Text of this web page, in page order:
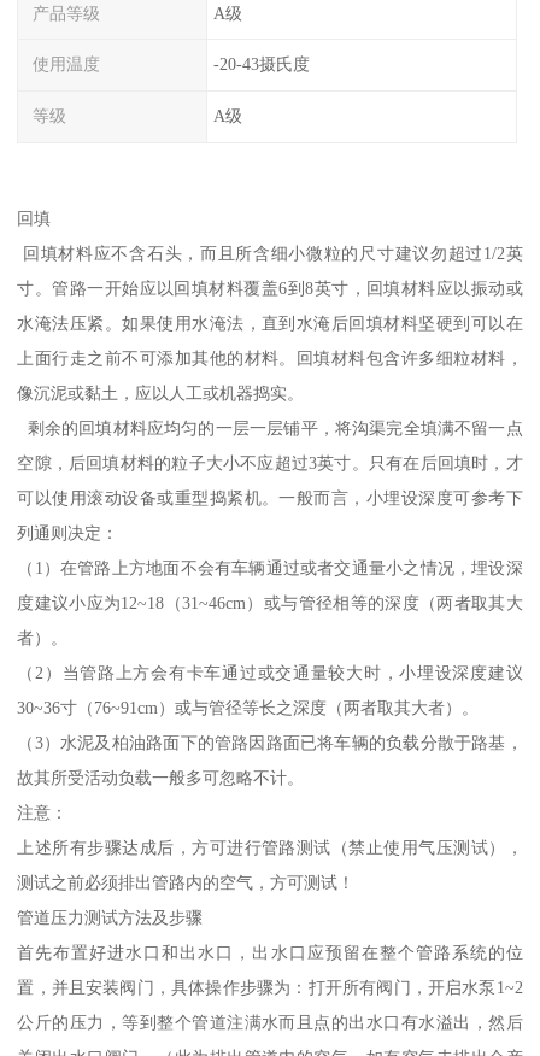
产品等级 A级
使用温度 -20-43摄氏度
等级 A级
回填
回填材料应不含石头，而且所含细小微粒的尺寸建议勿超过1/2英
寸。管路一开始应以回填材料覆盖6到8英寸，回填材料应以振动或
水淹法压紧。如果使用水淹法，直到水淹后回填材料坚硬到可以在
上面行走之前不可添加其他的材料。回填材料包含许多细粒材料，
像沉泥或黏土，应以人工或机器捣实。
剩余的回填材料应均匀的一层一层铺平，将沟渠完全填满不留一点
空隙，后回填材料的粒子大小不应超过3英寸。只有在后回填时，才
可以使用滚动设备或重型捣紧机。一般而言，小埋设深度可参考下
列通则决定：
（1）在管路上方地面不会有车辆通过或者交通量小之情况，埋设深
度建议小应为12~18（31~46cm）或与管径相等的深度（两者取其大
者）。
（2）当管路上方会有卡车通过或交通量较大时，小埋设深度建议
30~36寸（76~91cm）或与管径等长之深度（两者取其大者）。
（3）水泥及柏油路面下的管路因路面已将车辆的负载分散于路基，
故其所受活动负载一般多可忽略不计。
注意：
上述所有步骤达成后，方可进行管路测试（禁止使用气压测试），
测试之前必须排出管路内的空气，方可测试！
管道压力测试方法及步骤
首先布置好进水口和出水口，出水口应预留在整个管路系统的位
置，并且安装阀门，具体操作步骤为：打开所有阀门，开启水泵1~2
公斤的压力，等到整个管道注满水而且点的出水口有水溢出，然后